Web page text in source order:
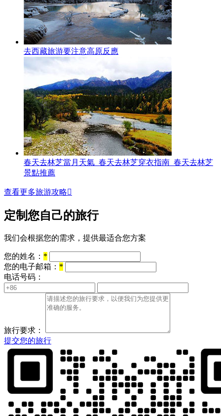
去西藏旅游要注意高原反應
春天去林芝當月天氣_春天去林芝穿衣指南_春天去林芝
景點推薦
查看更多旅游攻略
定制您自己的旅行
我们会根据您的需求，提供最适合您方案
您的姓名： *
您的电子邮箱： *
电话号码：
旅行要求：
提交您的旅行